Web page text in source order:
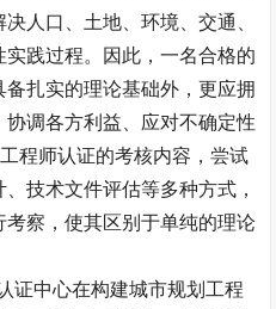
人口、土地、环境、交通、
践过程。因此，一名合格的
扎实的理论基础外，更应拥
调各方利益、应对不确定性
程师认证的考核内容，尝试
技术文件评估等多种方式，
察，使其区别于单纯的理论
证中心在构建城市规划工程